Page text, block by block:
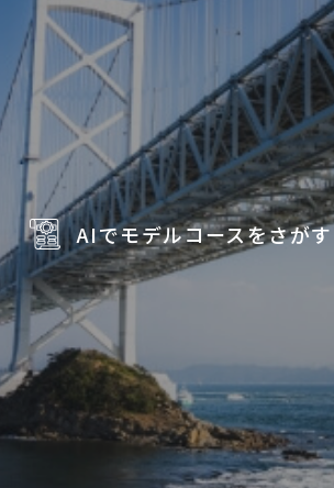
AIでモデルコースをさがす